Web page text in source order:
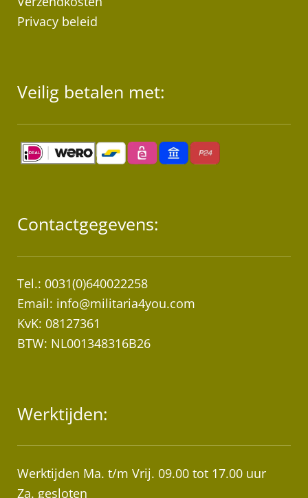
Privacy beleid
Veilig betalen met:
Contactgegevens:
Tel.: 0031(0)640022258
Email: info@militaria4you.com
KvK: 08127361
BTW: NL001348316B26
Werktijden:
Werktijden Ma. t/m Vrij. 09.00 tot 17.00 uur
Za. gesloten